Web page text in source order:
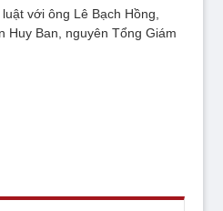
với ông Lê Bạch Hồng,
Huy Ban, nguyên Tổng Giám